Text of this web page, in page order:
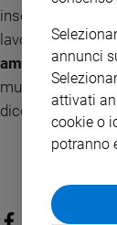
insegnamento è
lavoro,
che mi
ammalano.E
muoiono.
dicesse: è
annunci
attivati
cookie o
potranno